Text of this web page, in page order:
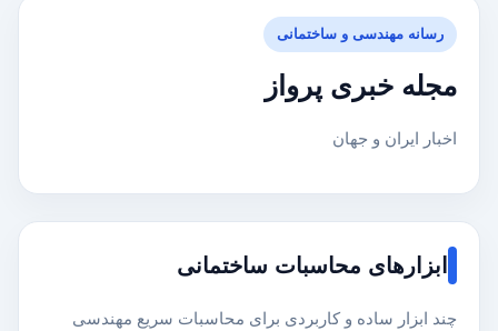
رسانه مهندسی و ساختمانی
مجله خبری پرواز
اخبار ایران و جهان
ابزارهای محاسبات ساختمانی
چند ابزار ساده و کاربردی برای محاسبات سریع مهندسی